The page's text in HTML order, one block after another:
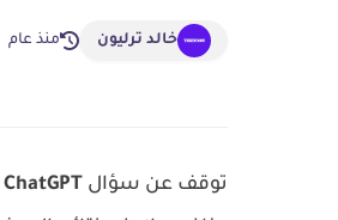
خالد ترليون منذ عام
توقف عن سؤال ChatGPT